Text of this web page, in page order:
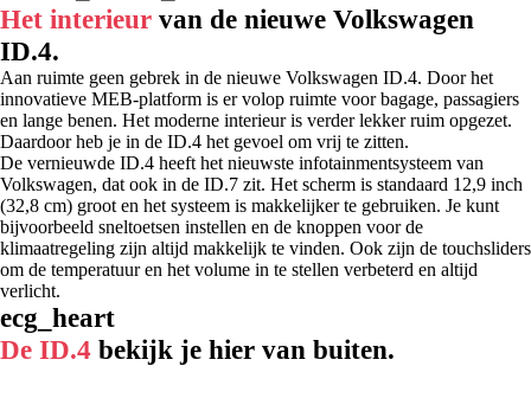
Het interieur van de nieuwe Volkswagen
ID.4.
Aan ruimte geen gebrek in de nieuwe Volkswagen ID.4. Door het
innovatieve MEB-platform is er volop ruimte voor bagage, passagiers
en lange benen. Het moderne interieur is verder lekker ruim opgezet.
Daardoor heb je in de ID.4 het gevoel om vrij te zitten.
De vernieuwde ID.4 heeft het nieuwste infotainmentsysteem van
Volkswagen, dat ook in de ID.7 zit. Het scherm is standaard 12,9 inch
(32,8 cm) groot en het systeem is makkelijker te gebruiken. Je kunt
bijvoorbeeld sneltoetsen instellen en de knoppen voor de
klimaatregeling zijn altijd makkelijk te vinden. Ook zijn de touchsliders
om de temperatuur en het volume in te stellen verbeterd en altijd
verlicht.
ecg_heart
De ID.4 bekijk je hier van buiten.